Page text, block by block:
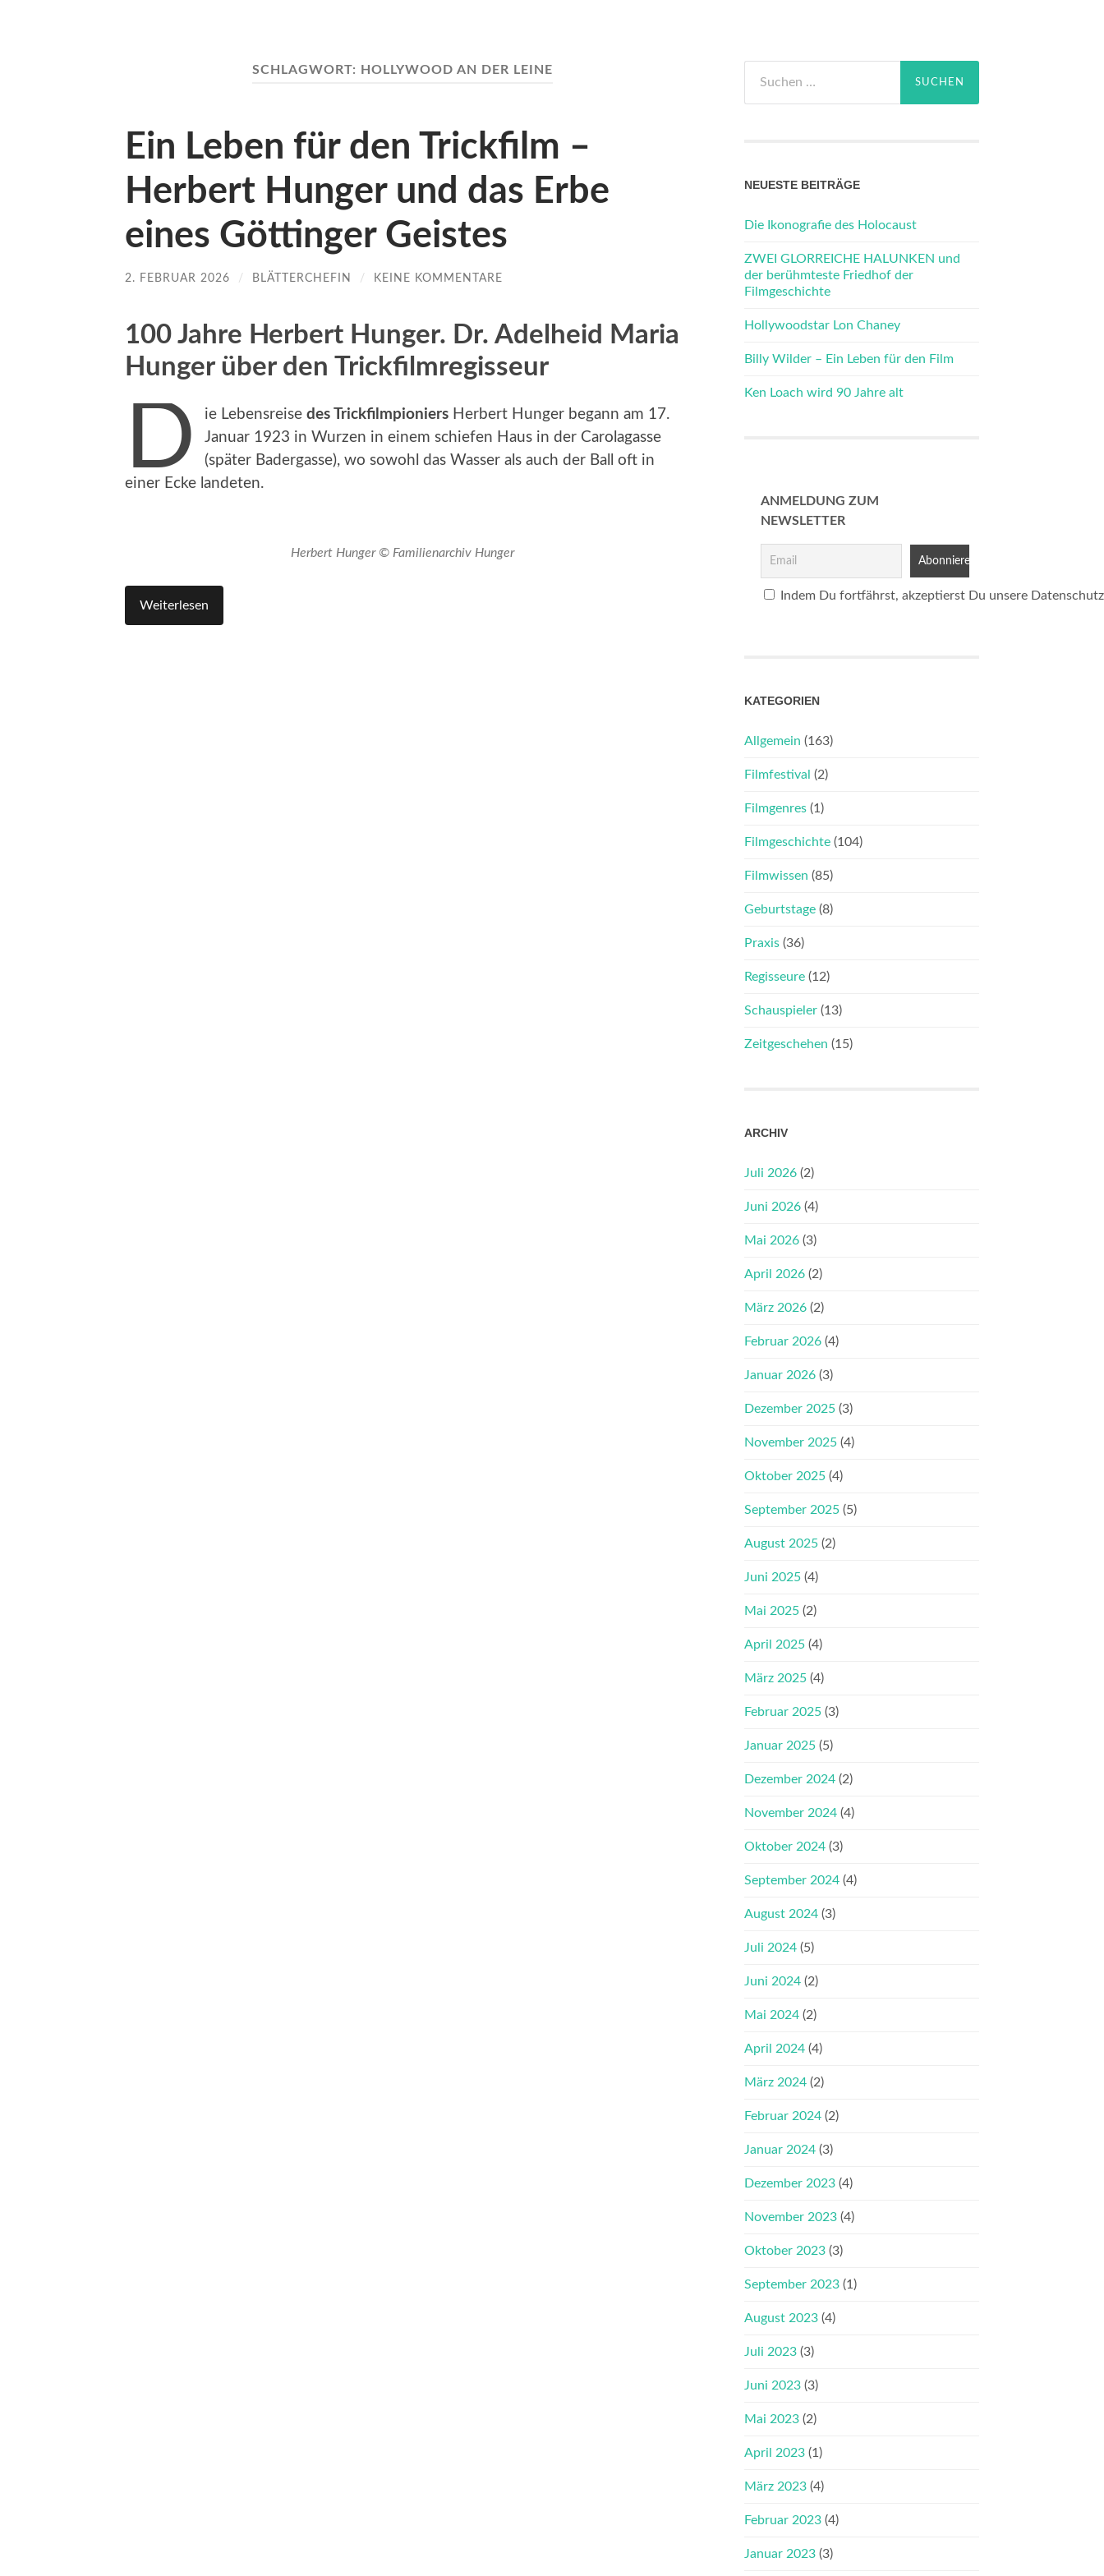
SCHLAGWORT: HOLLYWOOD AN DER LEINE
Ein Leben für den Trickfilm –
Herbert Hunger und das Erbe
eines Göttinger Geistes
2. FEBRUAR 2026 / BLÄTTERCHEFIN / KEINE KOMMENTARE
100 Jahre Herbert Hunger. Dr. Adelheid Maria
Hunger über den Trickfilmregisseur
D ie Lebensreisedes Trickfilmpioniers Herbert Hunger begann am 17.
Januar 1923 in Wurzen in einem schiefen Haus in der Carolagasse
(später Badergasse), wo sowohl das Wasser als auch der Ball oft in
einer Ecke landeten.
Herbert Hunger © Familienarchiv Hunger
Weiterlesen
nach:
NEUESTE BEITRÄGE
Die Ikonografie des Holocaust
ZWEI GLORREICHE HALUNKEN und
der berühmteste Friedhof der
Filmgeschichte
Hollywoodstar Lon Chaney
Billy Wilder – Ein Leben für den Film
Ken Loach wird 90 Jahre alt
ANMELDUNG ZUM
NEWSLETTER
Indem Du fortfährst, akzeptierst Du unsere
KATEGORIEN
Allgemein (163)
Filmfestival (2)
Filmgenres (1)
Filmgeschichte (104)
Filmwissen (85)
Geburtstage (8)
Praxis (36)
Regisseure (12)
Schauspieler (13)
Zeitgeschehen (15)
ARCHIV
Juli 2026 (2)
Juni 2026 (4)
Mai 2026 (3)
April 2026 (2)
März 2026 (2)
Februar 2026 (4)
Januar 2026 (3)
Dezember 2025 (3)
November 2025 (4)
Oktober 2025 (4)
September 2025 (5)
August 2025 (2)
Juni 2025 (4)
Mai 2025 (2)
April 2025 (4)
März 2025 (4)
Februar 2025 (3)
Januar 2025 (5)
Dezember 2024 (2)
November 2024 (4)
Oktober 2024 (3)
September 2024 (4)
August 2024 (3)
Juli 2024 (5)
Juni 2024 (2)
Mai 2024 (2)
April 2024 (4)
März 2024 (2)
Februar 2024 (2)
Januar 2024 (3)
Dezember 2023 (4)
November 2023 (4)
Oktober 2023 (3)
September 2023 (1)
August 2023 (4)
Juli 2023 (3)
Juni 2023 (3)
Mai 2023 (2)
April 2023 (1)
März 2023 (4)
Februar 2023 (4)
Januar 2023 (3)